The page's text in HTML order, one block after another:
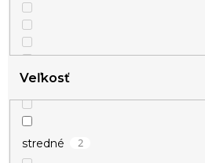
Veľkosť
stredné 2